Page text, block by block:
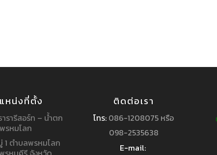
หน่งที่ตั้ง
ารารีสอร์ท – น้ำตก
พรหมโลก
1 ตำบลพรหมโลก
ติดต่อเรา
โทร: 086-1208075 หรือ
098-2535638
E-mail: